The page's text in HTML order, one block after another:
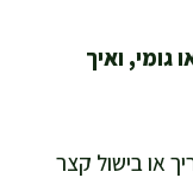
גומי, ואיך
או בישול קצר